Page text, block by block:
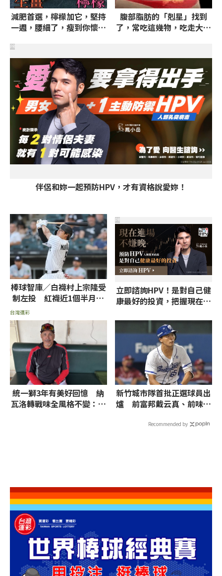
減肥首選，檸檬加它，堅持
一週，腰細了，瘦到你懷疑
腹部脂肪的「剋星」找到
了，常吃這幾物，吃走大肚
伴侶和妳一起預防HPV，才有資格說愛妳！
PR
棒球智庫／白襪村上宗隆受
制左投 紅襪近1個半月勝
率近8成看好搶頭香
台灣運彩
立即諮詢HPV！是對自己健
康最好的投資，把握現在不
PR
統一獅3年有美好回憶 納
瓦洛轉戰味全風格不變：運
新竹城市隊首批正選球員出
爐 前富邦戴云真、前味全
Recommended by